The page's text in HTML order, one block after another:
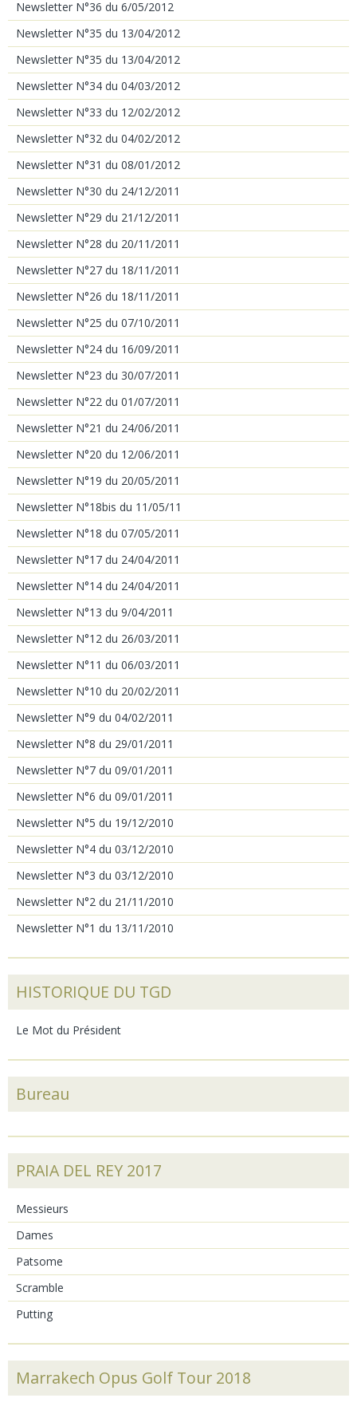
Newsletter N°36 du 6/05/2012
Newsletter N°35 du 13/04/2012
Newsletter N°35 du 13/04/2012
Newsletter N°34 du 04/03/2012
Newsletter N°33 du 12/02/2012
Newsletter N°32 du 04/02/2012
Newsletter N°31 du 08/01/2012
Newsletter N°30 du 24/12/2011
Newsletter N°29 du 21/12/2011
Newsletter N°28 du 20/11/2011
Newsletter N°27 du 18/11/2011
Newsletter N°26 du 18/11/2011
Newsletter N°25 du 07/10/2011
Newsletter N°24 du 16/09/2011
Newsletter N°23 du 30/07/2011
Newsletter N°22 du 01/07/2011
Newsletter N°21 du 24/06/2011
Newsletter N°20 du 12/06/2011
Newsletter N°19 du 20/05/2011
Newsletter N°18bis du 11/05/11
Newsletter N°18 du 07/05/2011
Newsletter N°17 du 24/04/2011
Newsletter N°14 du 24/04/2011
Newsletter N°13 du 9/04/2011
Newsletter N°12 du 26/03/2011
Newsletter N°11 du 06/03/2011
Newsletter N°10 du 20/02/2011
Newsletter N°9 du 04/02/2011
Newsletter N°8 du 29/01/2011
Newsletter N°7 du 09/01/2011
Newsletter N°6 du 09/01/2011
Newsletter N°5 du 19/12/2010
Newsletter N°4 du 03/12/2010
Newsletter N°3 du 03/12/2010
Newsletter N°2 du 21/11/2010
Newsletter N°1 du 13/11/2010
HISTORIQUE DU TGD
Le Mot du Président
Bureau
PRAIA DEL REY 2017
Messieurs
Dames
Patsome
Scramble
Putting
Marrakech Opus Golf Tour 2018